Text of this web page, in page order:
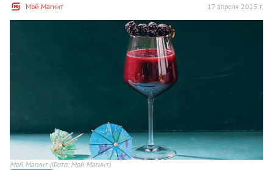
Мой Магнит 17 апреля 2025 г.
Мой Магнит(Фото: Мой Магнит)